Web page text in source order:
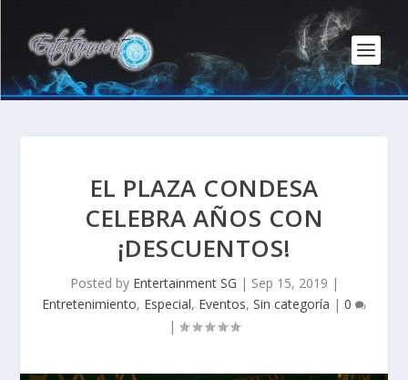
EL PLAZA CONDESA
CELEBRA AÑOS CON
¡DESCUENTOS!
Posted by Entertainment SG | Sep 15, 2019 |
Entretenimiento, Especial, Eventos, Sin categoría | 0
|